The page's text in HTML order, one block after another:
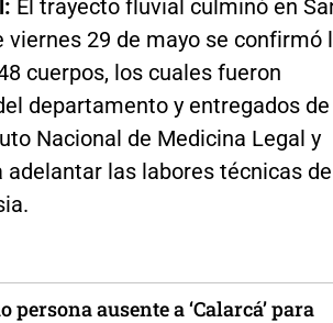
El trayecto fluvial culminó en
viernes 29 de mayo se confirmó
cuerpos, los cuales fueron
departamento y entregados de
Nacional de Medicina Legal y
adelantar las labores técnicas de
ausente a ‘Calarcá’ para